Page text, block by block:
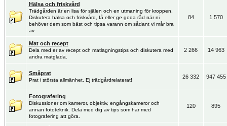
Hälsa och friskvård
Trädgården är en lisa för själen och en utmaning för kroppen.
Diskutera hälsa och friskvård, få eller ge goda råd när ni
behöver dem som bäst och tipsa varann om sådant vi mår bra
av.
84 1 570
Mat och recept
Dela med er av recept och matlagningstips och diskutera med
andra matglada.
2 266 14 963
Småprat
Prat i största allmänhet. Ej trädgårdrelaterat!
26 332 947 455
Fotografering
Diskussioner om kameror, objektiv, engångskameror och
annan fototeknik. Dela med dig av tips som har med
fotografering att göra.
120 895